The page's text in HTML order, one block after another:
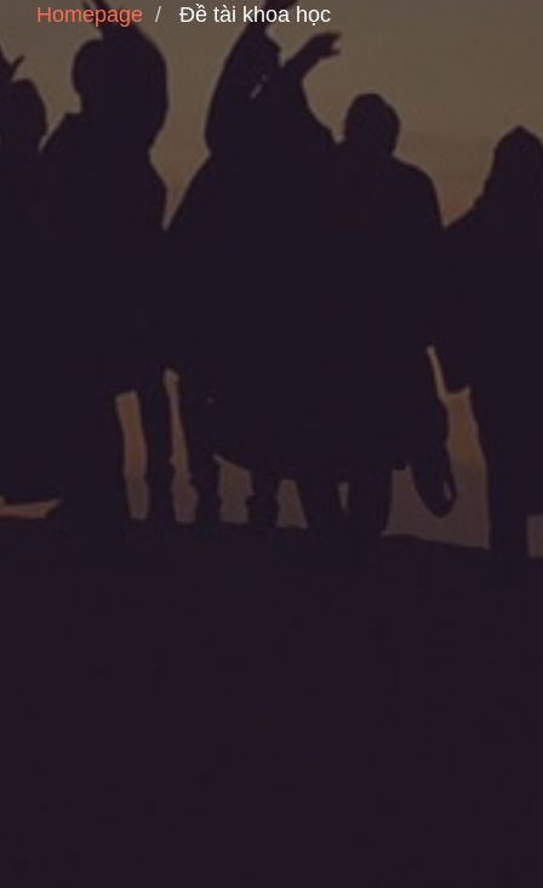
Homepage Đề tài khoa học